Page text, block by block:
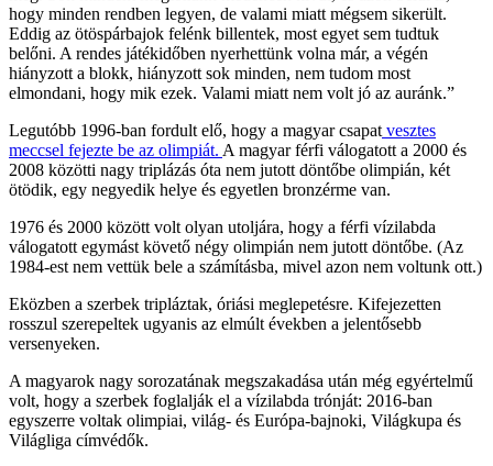
hogy minden rendben legyen, de valami miatt mégsem sikerült.
Eddig az ötöspárbajok felénk billentek, most egyet sem tudtuk
belőni. A rendes játékidőben nyerhettünk volna már, a végén
hiányzott a blokk, hiányzott sok minden, nem tudom most
elmondani, hogy mik ezek. Valami miatt nem volt jó az auránk.”
Legutóbb 1996-ban fordult elő, hogy a magyar csapat vesztes
meccsel fejezte be az olimpiát. A magyar férfi válogatott a 2000 és
2008 közötti nagy triplázás óta nem jutott döntőbe olimpián, két
ötödik, egy negyedik helye és egyetlen bronzérme van.
1976 és 2000 között volt olyan utoljára, hogy a férfi vízilabda
válogatott egymást követő négy olimpián nem jutott döntőbe. (Az
1984-est nem vettük bele a számításba, mivel azon nem voltunk ott.)
Eközben a szerbek tripláztak, óriási meglepetésre. Kifejezetten
rosszul szerepeltek ugyanis az elmúlt években a jelentősebb
versenyeken.
A magyarok nagy sorozatának megszakadása után még egyértelmű
volt, hogy a szerbek foglalják el a vízilabda trónját: 2016-ban
egyszerre voltak olimpiai, világ- és Európa-bajnoki, Világkupa és
Világliga címvédők.